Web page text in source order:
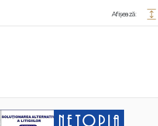
Afișează: